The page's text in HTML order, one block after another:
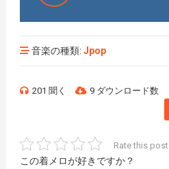
音楽の種類: Jpop
201 聞く 9 ダウンロード数
Rate this post
この着メロが好きですか？